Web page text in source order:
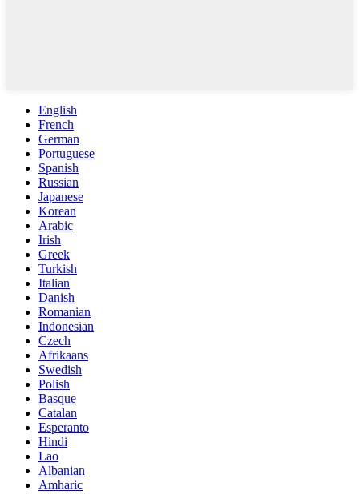
English
French
German
Portuguese
Spanish
Russian
Japanese
Korean
Arabic
Irish
Greek
Turkish
Italian
Danish
Romanian
Indonesian
Czech
Afrikaans
Swedish
Polish
Basque
Catalan
Esperanto
Hindi
Lao
Albanian
Amharic